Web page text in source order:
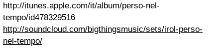
http://itunes.apple.com/it/album/perso-nel-
tempo/id478329516
http://soundcloud.com/bigthingsmusic/sets/irol-perso-
nel-tempo/